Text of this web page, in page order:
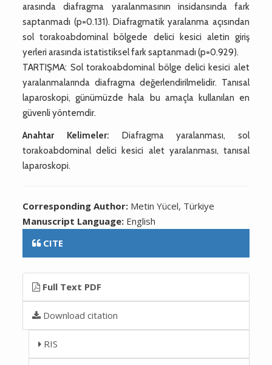
arasında diafragma yaralanmasının insidansında fark
saptanmadı (p=0.131). Diafragmatik yaralanma açısından
sol torakoabdominal bölgede delici kesici aletin giriş
yerleri arasında istatistiksel fark saptanmadı (p=0.929).
TARTIŞMA: Sol torakoabdominal bölge delici kesici alet
yaralanmalarında diafragma değerlendirilmelidir. Tanısal
laparoskopi, günümüzde hala bu amaçla kullanılan en
güvenli yöntemdir.
Anahtar Kelimeler: Diafragma yaralanması, sol
torakoabdominal delici kesici alet yaralanması, tanısal
laparoskopi.
Corresponding Author: Metin Yücel, Türkiye
Manuscript Language: English
CITE
Full Text PDF
Download citation
RIS